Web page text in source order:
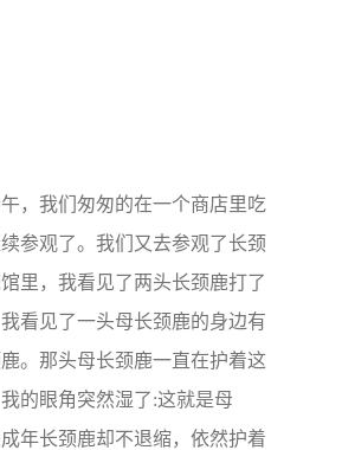
，我们匆匆的在一个商店里吃
参观了。我们又去参观了长颈
里，我看见了两头长颈鹿打了
看见了一头母长颈鹿的身边有
。那头母长颈鹿一直在护着这
的眼角突然湿了:这就是母
年长颈鹿却不退缩，依然护着